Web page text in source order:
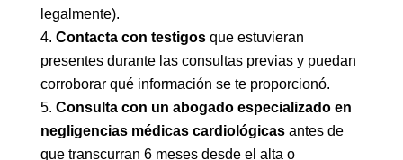
legalmente).
Contacta con testigosque estuvieran
presentes durante las consultas previas y puedan
corroborar qué información se te proporcionó.
Consulta con un abogado especializado en
negligencias médicas cardiológicasantes de
que transcurran 6 meses desde el alta o